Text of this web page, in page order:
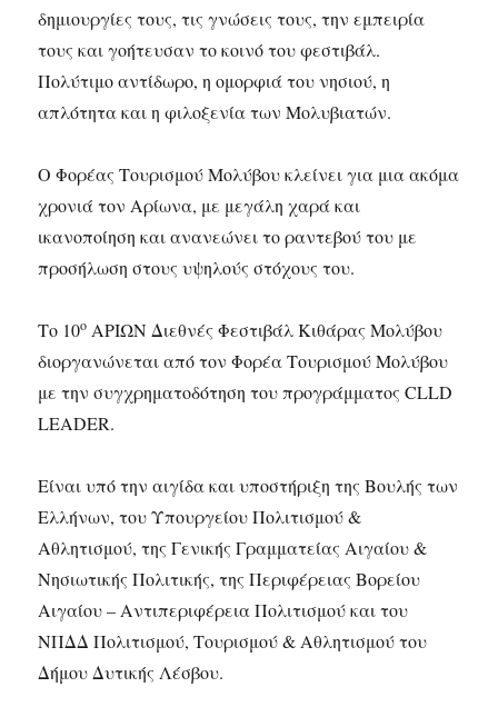
δημιουργίες τους, τις γνώσεις τους, την εμπειρία
τους και γοήτευσαν το κοινό του φεστιβάλ.
Πολύτιμο αντίδωρο, η ομορφιά του νησιού, η
απλότητα και η φιλοξενία των Μολυβιατών.
Ο Φορέας Τουρισμού Μολύβου κλείνει για μια ακόμα
χρονιά τον Αρίωνα, με μεγάλη χαρά και
ικανοποίηση και ανανεώνει το ραντεβού του με
προσήλωση στους υψηλούς στόχους του.
Το 10ο ΑΡΙΩΝ Διεθνές Φεστιβάλ Κιθάρας Μολύβου
διοργανώνεται από τον Φορέα Τουρισμού Μολύβου
με την συγχρηματοδότηση του προγράμματος CLLD
LEADER.
Είναι υπό την αιγίδα και υποστήριξη της Βουλής των
Ελλήνων, του Υπουργείου Πολιτισμού &
Αθλητισμού, της Γενικής Γραμματείας Αιγαίου &
Νησιωτικής Πολιτικής, της Περιφέρειας Βορείου
Αιγαίου – Αντιπεριφέρεια Πολιτισμού και του
ΝΠΔΔ Πολιτισμού, Τουρισμού & Αθλητισμού του
Δήμου Δυτικής Λέσβου.